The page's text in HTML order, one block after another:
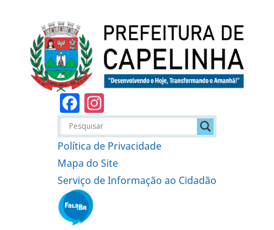
Facebook
Política de Privacidade
Mapa do Site
Serviço de Informação ao Cidadão